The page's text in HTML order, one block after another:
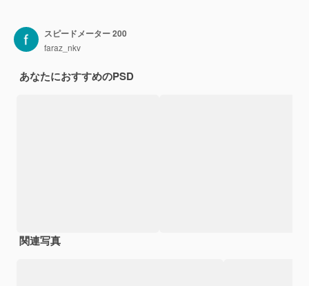
スピードメーター 200
faraz_nkv
あなたにおすすめのPSD
関連写真